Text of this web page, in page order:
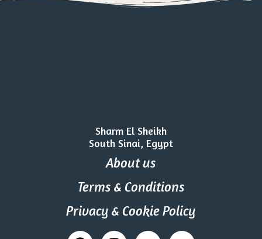
Sharm El Sheikh
South Sinai, Egypt
About us
Terms & Conditions
Privacy & Cookie Policy